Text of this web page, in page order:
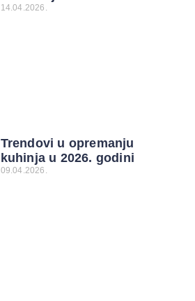
14.04.2026.
Trendovi u opremanju
kuhinja u 2026. godini
09.04.2026.